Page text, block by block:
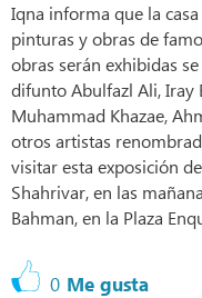
Iqna informa que la
pinturas y obras de
obras serán exhibidas
difunto Abulfazl Ali, Iray
Muhammad Khazae,
otros artistas
visitar esta exposición
Shahrivar, en las
Bahman, en la Plaza
0 Me gusta